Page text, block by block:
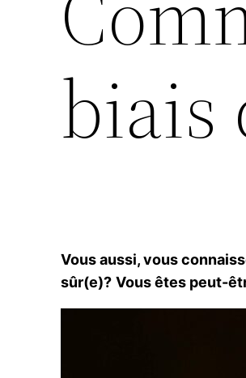
biais
Vous aussi, vous
sûr(e)? Vous êtes peut-